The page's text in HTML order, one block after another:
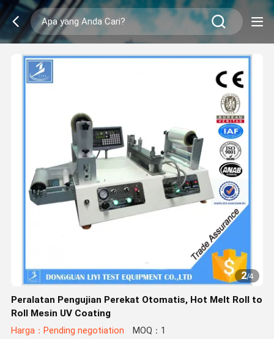
2/4
Peralatan Pengujian Perekat Otomatis, Hot Melt Roll to
Roll Mesin UV Coating
Harga：Pending negotiation MOQ：1